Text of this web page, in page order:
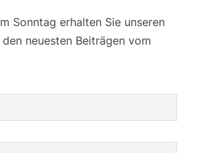
Sonntag erhalten Sie unseren
neuesten Beiträgen vom